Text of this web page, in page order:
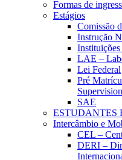
Formas de
Estágios
Comissão
Instrução
LAE –
Lei Federal
Pré
SAE
ESTUDANTES
Intercâmbio e
CEL –
DERI –